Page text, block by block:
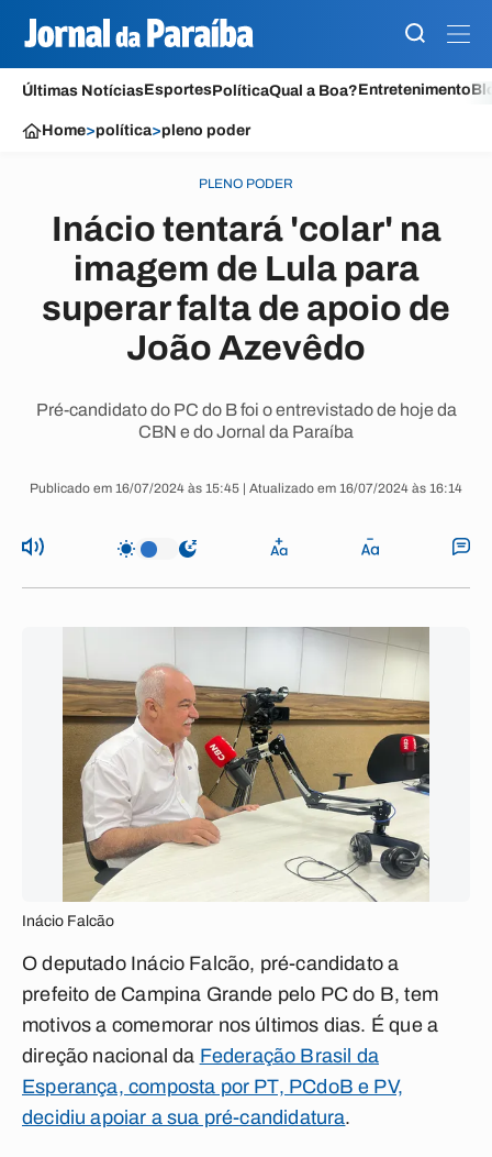
Últimas NotíciasEsportesPolíticaQual a Boa?Entretenimento
Home>política>pleno poder
PLENO PODER
Inácio tentará 'colar' na
imagem de Lula para
superar falta de apoio de
João Azevêdo
Pré-candidato do PC do B foi o entrevistado de hoje da
CBN e do Jornal da Paraíba
Publicado em 16/07/2024 às 15:45 | Atualizado em 16/07/2024 às 16:14
Inácio Falcão
O deputado Inácio Falcão, pré-candidato a
prefeito de Campina Grande pelo PC do B, tem
motivos a comemorar nos últimos dias. É que a
direção nacional da Federação Brasil da
Esperança, composta por PT, PCdoB e PV,
decidiu apoiar a sua pré-candidatura.